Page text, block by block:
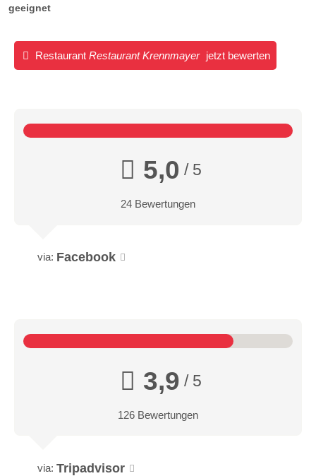
geeignet
Restaurant Restaurant Krennmayer jetzt bewerten
5,0 / 5
24 Bewertungen
via: Facebook
3,9 / 5
126 Bewertungen
via: Tripadvisor